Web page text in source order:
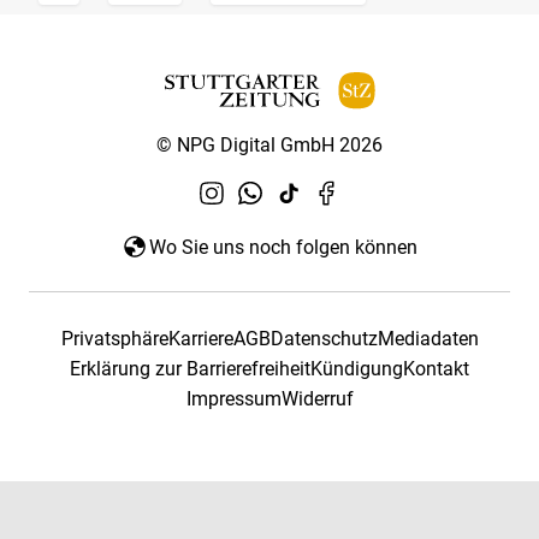
© NPG Digital GmbH 2026
Wo Sie uns noch folgen können
PrivatsphäreKarriereAGBDatenschutzMediadaten
Erklärung zur BarrierefreiheitKündigungKontakt
ImpressumWiderruf